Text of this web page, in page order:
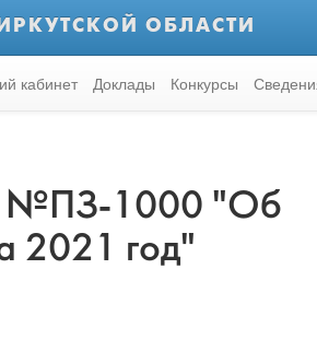
ОБЛАСТИ
кабинет Доклады Конкурсы
№ПЗ-1000 "Об
2021 год"